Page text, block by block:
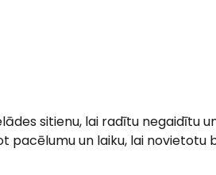
sitienu, lai radītu negaidītu
pacēlumu un laiku, lai novietotu